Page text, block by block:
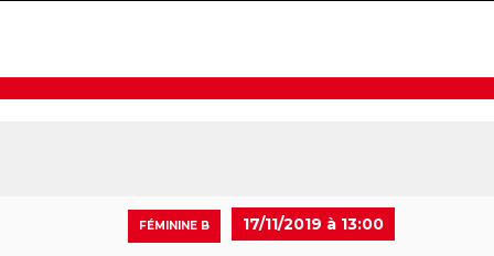
FÉMININE B 17/11/2019 à 13:00